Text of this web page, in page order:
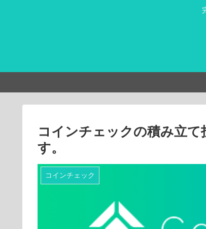
コインチェックの積み立て
す。
コインチェック